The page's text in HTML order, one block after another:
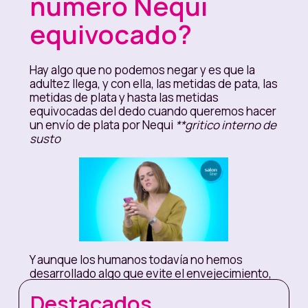
equivocado?
Hay algo que no podemos negar y es que la
adultez llega, y con ella, las metidas de pata, las
metidas de plata y hasta las metidas
equivocadas del dedo cuando queremos hacer
un envío de plata por Nequi **gritico interno de
susto
Y aunque los humanos todavía no hemos
desarrollado algo que evite el envejecimiento,
100% segura para que tu plata salga y llegue